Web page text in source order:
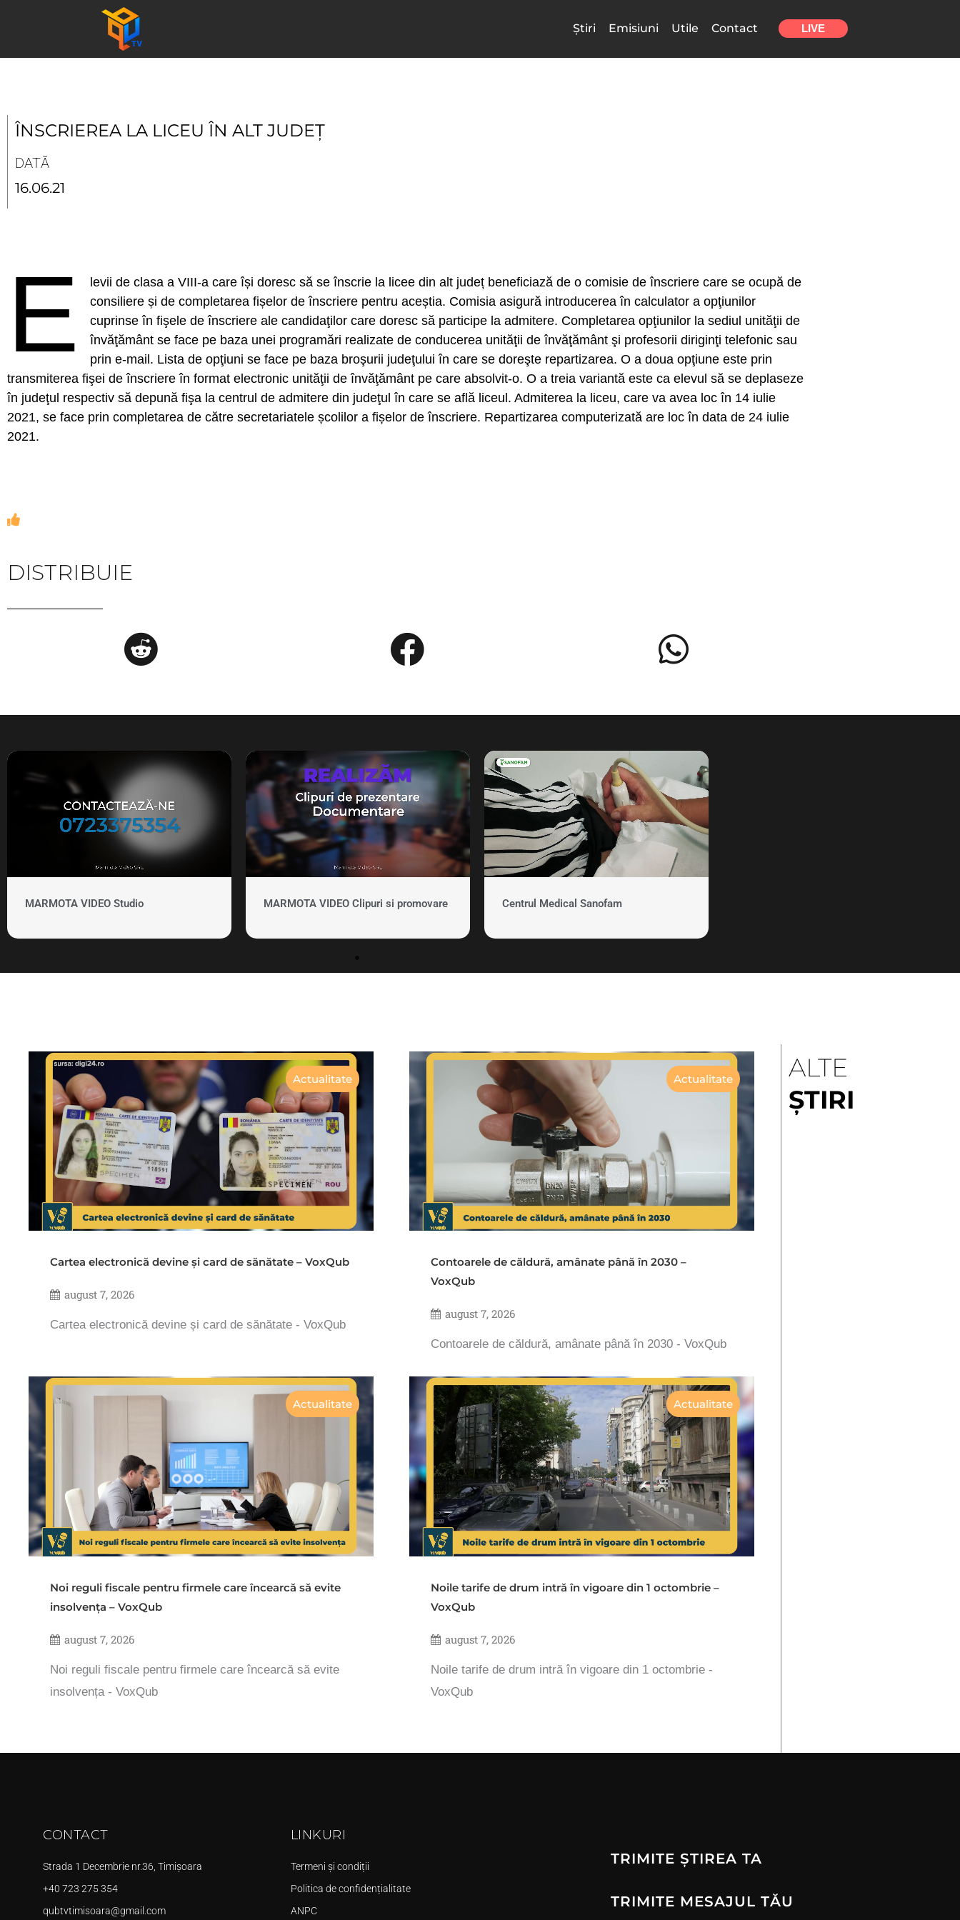
Știri Emisiuni Utile Contact LIVE
ÎNSCRIEREA LA LICEU ÎN ALT JUDEȚ
DATĂ
16.06.21
E
levii de clasa a VIII-a care își doresc să se înscrie la licee din alt județ beneficiază de o comisie de înscriere care se ocupă de
consiliere și de completarea fișelor de înscriere pentru aceștia. Comisia asigură introducerea în calculator a opţiunilor
cuprinse în fişele de înscriere ale candidaţilor care doresc să participe la admitere. Completarea opţiunilor la sediul unităţii de
învăţământ se face pe baza unei programări realizate de conducerea unităţii de învăţământ şi profesorii diriginţi telefonic sau
prin e-mail. Lista de opţiuni se face pe baza broşurii judeţului în care se doreşte repartizarea. O a doua opţiune este prin
transmiterea fişei de înscriere în format electronic unităţii de învăţământ pe care absolvit-o. O a treia variantă este ca elevul să se deplaseze
în judeţul respectiv să depună fişa la centrul de admitere din judeţul în care se află liceul. Admiterea la liceu, care va avea loc în 14 iulie
2021, se face prin completarea de către secretariatele școlilor a fișelor de înscriere. Repartizarea computerizată are loc în data de 24 iulie
2021.
DISTRIBUIE
MARMOTA VIDEO Studio MARMOTA VIDEO Clipuri si promovare Centrul Medical Sanofam
Actualitate
Cartea electronică devine și card de sănătate – VoxQub
august 7, 2026
Cartea electronică devine și card de sănătate - VoxQub
Actualitate
Contoarele de căldură, amânate până în 2030 –
VoxQub
august 7, 2026
Contoarele de căldură, amânate până în 2030 - VoxQub
Actualitate
Noi reguli fiscale pentru firmele care încearcă să evite
insolvența – VoxQub
august 7, 2026
Noi reguli fiscale pentru firmele care încearcă să evite
insolvența - VoxQub
Actualitate
Noile tarife de drum intră în vigoare din 1 octombrie –
VoxQub
august 7, 2026
Noile tarife de drum intră în vigoare din 1 octombrie -
VoxQub
ALTE
ȘTIRI
CONTACT
Strada 1 Decembrie nr.36, Timișoara
+40 723 275 354
qubtvtimisoara@gmail.com
LINKURI
Termeni și condiții
Politica de confidențialitate
ANPC
TRIMITE ȘTIREA TA
TRIMITE MESAJUL TĂU